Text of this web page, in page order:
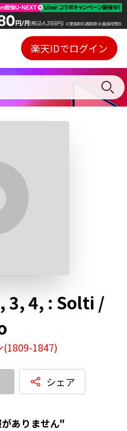
Webプレイヤー
ご契約内容の確認・変更
楽天IDでログイン
3, 4, : Solti /
(1809-1847)
シェア
ありません"